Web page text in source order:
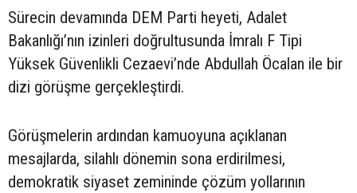
Sürecin devamında DEM Parti heyeti, Adalet
Bakanlığı’nın izinleri doğrultusunda İmralı F Tipi
Yüksek Güvenlikli Cezaevi’nde Abdullah Öcalan ile bir
dizi görüşme gerçekleştirdi.
Görüşmelerin ardından kamuoyuna açıklanan
mesajlarda, silahlı dönemin sona erdirilmesi,
demokratik siyaset zemininde çözüm yollarının